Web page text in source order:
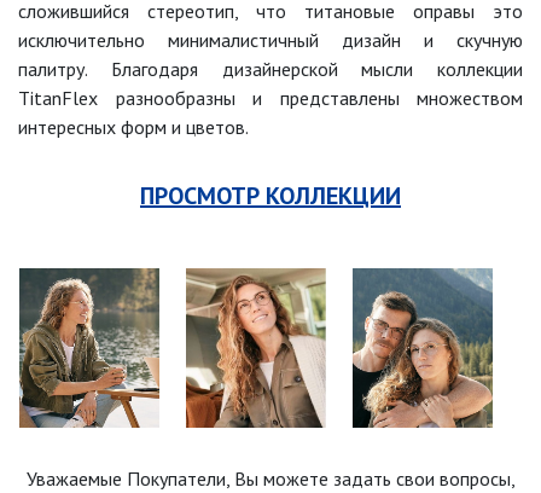
сложившийся стереотип, что титановые оправы это
исключительно минималистичный дизайн и скучную
палитру. Благодаря дизайнерской мысли коллекции
TitanFlex разнообразны и представлены множеством
интересных форм и цветов.
ПРОСМОТР КОЛЛЕКЦИИ
Уважаемые Покупатели, Вы можете задать свои вопросы,